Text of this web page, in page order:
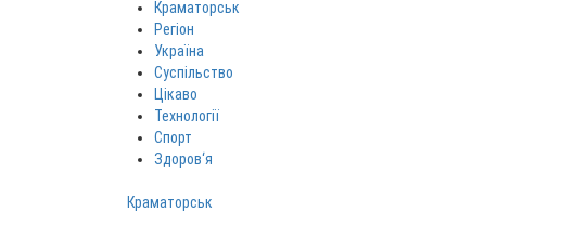
Краматорськ
Регіон
Україна
Суспільство
Цікаво
Технології
Спорт
Здоров‘я
Краматорськ